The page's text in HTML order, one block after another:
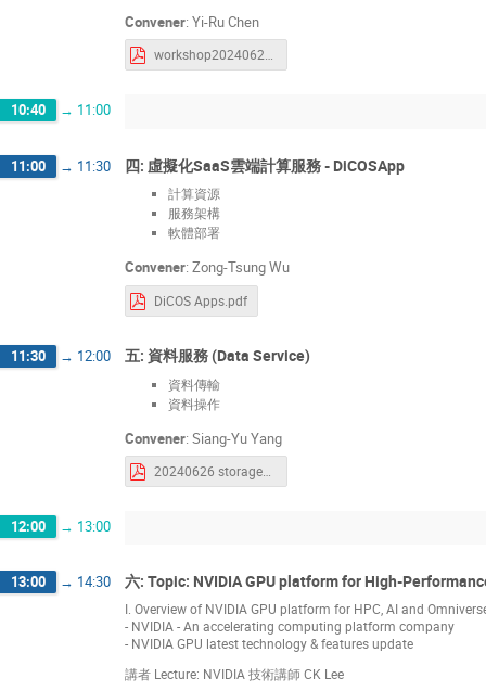
Convener: Yi-Ru Chen
workshop20240626.pdf
10:40 → 11:00
11:00 → 11:30 四: 虛擬化SaaS雲端計算服務 - DiCOSApp
計算資源
服務架構
軟體部署
Convener: Zong-Tsung Wu
DiCOS Apps.pdf
11:30 → 12:00 五: 資料服務 (Data Service)
資料傳輸
資料操作
Convener: Siang-Yu Yang
20240626 storage_data_transfer.pdf
12:00 → 13:00
13:00 → 14:30 六: Topic: NVIDIA GPU platform for High-
I. Overview of NVIDIA GPU platform for HPC, AI and
- NVIDIA - An accelerating computing platform company
- NVIDIA GPU latest technology & features update
講者 Lecture: NVIDIA 技術講師 CK Lee